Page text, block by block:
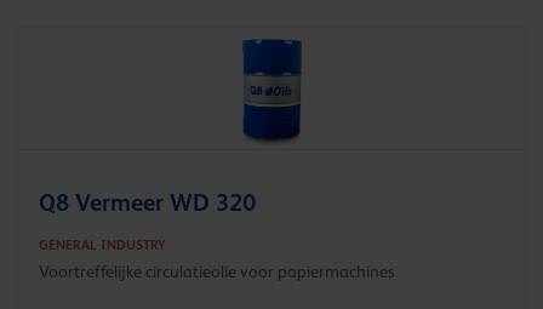
Q8 Vermeer WD 320
GENERAL INDUSTRY
Voortreffelijke circulatieolie voor papiermachines